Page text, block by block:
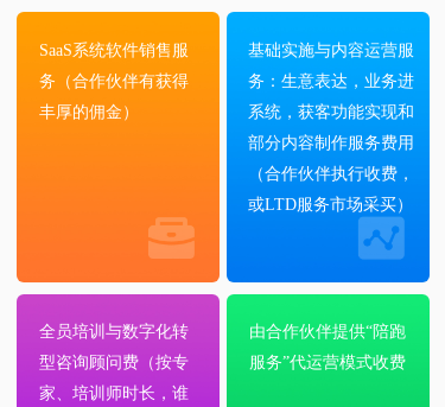
SaaS系统软件销售服
务（合作伙伴有获得
丰厚的佣金）
基础实施与内容运营服
务：生意表达，业务进
系统，获客功能实现和
部分内容制作服务费用
（合作伙伴执行收费，
或LTD服务市场采买）
全员培训与数字化转
型咨询顾问费（按专
家、培训师时长，谁
由合作伙伴提供“陪跑
服务”代运营模式收费